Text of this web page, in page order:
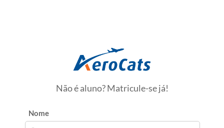
Não é aluno? Matricule-se já!
Nome